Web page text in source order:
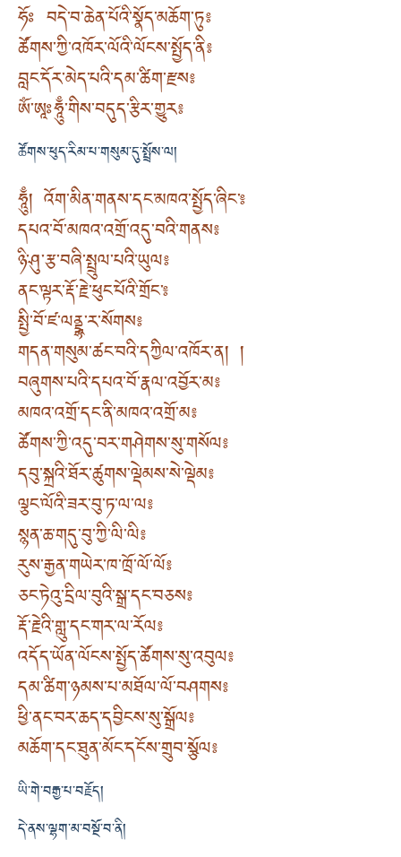
ཧོཿ བདེ་བ་ཆེན་པོའི་སྣོད་མཆོག་ཏུ༔
ཚོགས་ཀྱི་འཁོར་ལོའི་ལོངས་སྤྱོད་ནི༔
བླང་དོར་མེད་པའི་དམ་ཚིག་རྫས༔
ཨོཾ་ཨཱཿཧཱུྃ་གིས་བདུད་རྩིར་གྱུར༔
ཚོགས་ཕུད་རིམ་པ་གསུམ་དུ་སྤྲོས་ལ།
ཧཱུྃ། འོག་མིན་གནས་དང་མཁའ་སྤྱོད་ཞིང་༔
དཔའ་བོ་མཁའ་འགྲོ་འདུ་བའི་གནས༔
ཉི་ཤུ་རྩ་བཞི་སྤྲུལ་པའི་ཡུལ༔
ནང་ལྟར་རྡོ་རྗེ་ཕུང་པོའི་གྲོང་༔
སྤྱི་བོ་ཛ་ལནྡྷཱ་ར་སོགས༔
གདན་གསུམ་ཚང་བའི་དཀྱིལ་འཁོར་ན། །
བཞུགས་པའི་དཔའ་བོ་རྣལ་འབྱོར་མ༔
མཁའ་འགྲོ་དང་ནི་མཁའ་འགྲོ་མ༔
ཚོགས་ཀྱི་འདུ་བར་གཤེགས་སུ་གསོལ༔
དབུ་སྐྲའི་ཐོར་ཚུགས་ལྡེམས་སེ་ལྡེམ༔
ལྕང་ལོའི་ཟར་བུ་ཏ་ལ་ལ༔
སྙན་ཆ་གདུ་བུ་ཀྱི་ལི་ལི༔
རུས་རྒྱན་གཡེར་ཁ་ཁྲོ་ལོ་ལོ༔
ཅང་ཏེའུ་དྲིལ་བུའི་སྒྲ་དང་བཅས༔
རྡོ་རྗེའི་གླུ་དང་གར་ལ་རོལ༔
འདོད་ཡོན་ལོངས་སྤྱོད་ཚོགས་སུ་འབུལ༔
དམ་ཚིག་ཉམས་པ་མཐོལ་ལོ་བཤགས༔
ཕྱི་ནང་བར་ཆད་དབྱིངས་སུ་སྒྲོལ༔
མཆོག་དང་ཐུན་མོང་དངོས་གྲུབ་སྩོལ༔
ཡི་གེ་བརྒྱ་པ་བརྗོད།
དེ་ནས་ལྷག་མ་བསྔོ་བ་ནི།